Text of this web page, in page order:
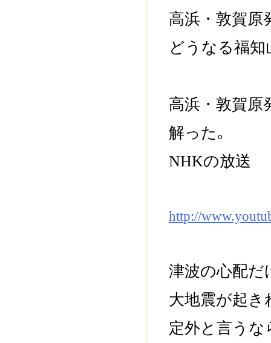
高浜・敦賀
どうなる福知
高浜・敦賀原
解った｡
NHKの放送
http://
津波の心配だ
大地震が起き
定外と言う